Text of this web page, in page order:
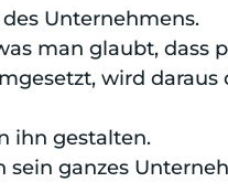
Unternehmens.
man glaubt, dass
wird
ihn gestalten.
ganzes